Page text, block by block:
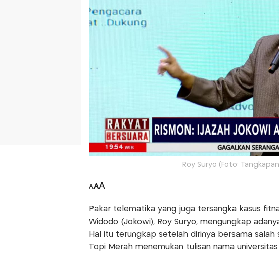
Roy Suryo (Foto:
AAA
Pakar telematika yang juga tersangka kasus
Widodo (Jokowi), Roy Suryo, mengungkap
Hal itu terungkap setelah dirinya bersama
Topi Merah menemukan tulisan nama